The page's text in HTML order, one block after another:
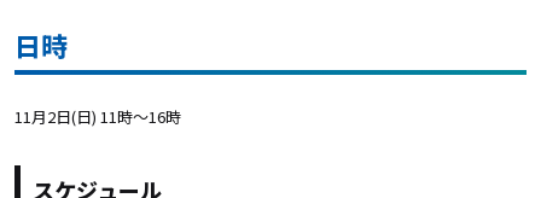
日時
11月2日(日) 11時～16時
スケジュール